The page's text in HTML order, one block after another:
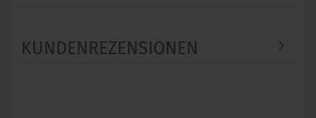
KUNDENREZENSIONEN